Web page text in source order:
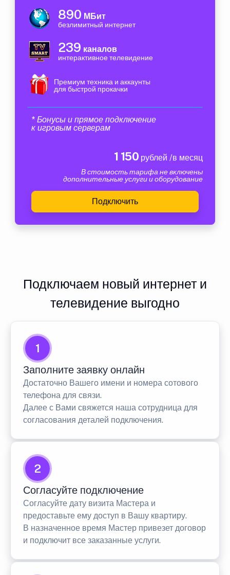
890 МБит
безлимитный интернет
239 каналов
интерактивное телевидение
Премиум техника и аккаунты
для быстрой прокачки
* Бонусы и прямое подключение
к игровым серверам
1 150 рублей /в месяц
В стоимость тарифа не включены
дополнительные услуги и оборудование
Подключить
Подключаем новый интернет и
телевидение выгодно
1
Заполните заявку онлайн
Достаточно Вашего имени и номера сотового
телефона для связи.
Далее с Вами свяжется наша сотрудница для
согласования деталей подключения.
2
Согласуйте подключение
Согласуйте дату визита Мастера и
предоставьте ему доступ в Вашу квартиру.
В назначенное время Мастер привезет договор
и подключит все заказанные услуги.